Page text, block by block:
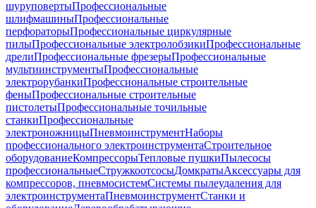
шуруповертыПрофессиональные
шлифмашиныПрофессиональные
перфораторыПрофессиональные циркулярные
пилыПрофессиональные электролобзикиПрофессиональные
дрелиПрофессиональные фрезерыПрофессиональные
мультиинструментыПрофессиональные
электрорубанкиПрофессиональные строительные
феныПрофессиональные строительные
пистолетыПрофессиональные точильные
станкиПрофессиональные
электроножницыПневмоинструментНаборы
профессионального электроинструментаСтроительное
оборудованиеКомпрессорыТепловые пушкиПылесосы
профессиональныеСтружкоотсосыДомкратыАксессуары для
компрессоров, пневмосистемСистемы пылеудаления для
электроинструментаПневмоинструментСтанки и